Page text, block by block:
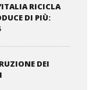
RICICLA
DI PIÙ:
DEI